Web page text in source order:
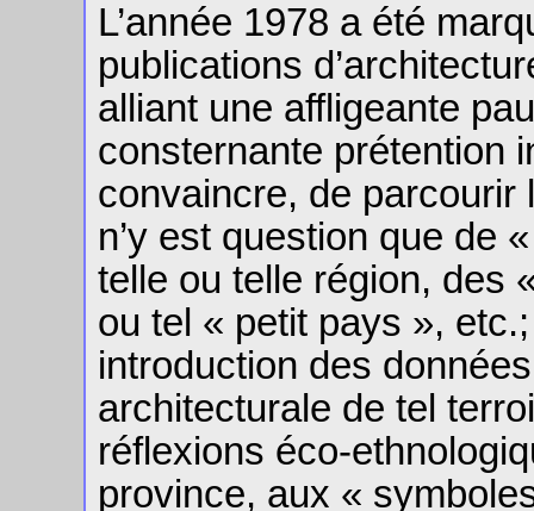
L’année 1978 a été
publications
alliant une affligeante
consternante prétention
convaincre, de parcourir
n’y est question que de
telle ou telle région, des
ou tel « petit pays »,
introduction des
architecturale de tel
réflexions éco-
province, aux «